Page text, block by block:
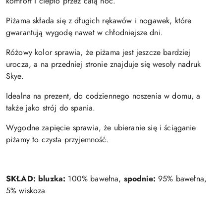
Piżama składa się z długich rękawów i nogawek, które
gwarantują wygodę nawet w chłodniejsze dni.
Różowy kolor sprawia, że piżama jest jeszcze bardziej
urocza, a na przedniej stronie znajduje się wesoły nadruk
Skye.
Idealna na prezent, do codziennego noszenia w domu, a
także jako strój do spania.
Wygodne zapięcie sprawia, że ubieranie się i ściąganie
piżamy to czysta przyjemność.
SKŁAD: bluzka: 100% bawełna, spodnie: 95% bawełna,
5% wiskoza